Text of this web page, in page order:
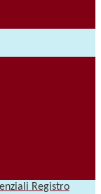
Registro